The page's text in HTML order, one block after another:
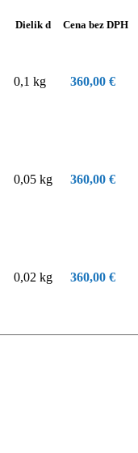
Dielik d Cena bez DPH
0,1 kg 360,00 €
0,05 kg 360,00 €
0,02 kg 360,00 €